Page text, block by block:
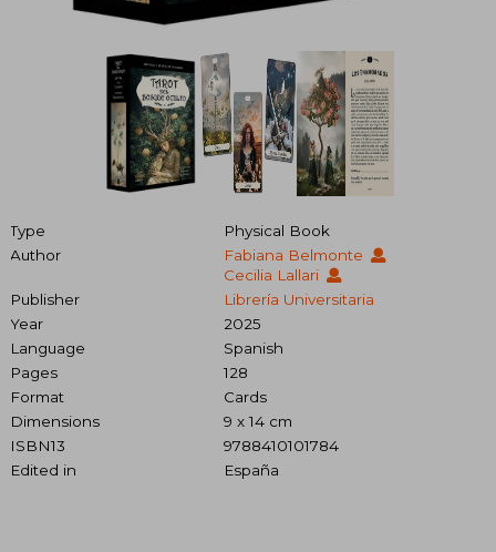
Type
Physical Book
Author
Fabiana Belmonte
Cecilia Lallari
Publisher
Librería Universitaria
Year
2025
Language
Spanish
Pages
128
Format
Cards
Dimensions
9 x 14 cm
ISBN13
9788410101784
Edited in
España